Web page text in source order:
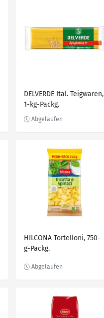
DELVERDE Ital. Teigwaren,
1-kg-Packg.
HILCONA Tortelloni, 750-
g-Packg.